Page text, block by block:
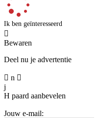
Ik ben geïnteresseerd

Bewaren
Deel nu je advertentie
 n 
j
H paard aanbevelen
Jouw e-mail: